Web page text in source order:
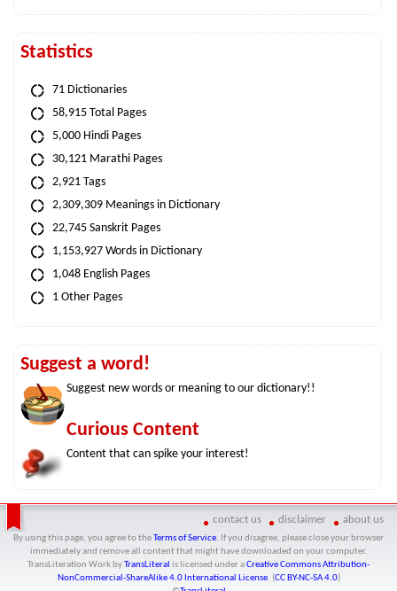
Statistics
71 Dictionaries
58,915 Total Pages
5,000 Hindi Pages
30,121 Marathi Pages
2,921 Tags
2,309,309 Meanings in Dictionary
22,745 Sanskrit Pages
1,153,927 Words in Dictionary
1,048 English Pages
1 Other Pages
Suggest a word!
Suggest new words or meaning to our dictionary!!
Curious Content
Content that can spike your interest!
contact us disclaimer about us
By using this page, you agree to the Terms of Service. If you disagree, please close your browser
immediately and remove all content that might have downloaded on your computer.
TransLiteration Workby TransLiteral is licensed under aCreative Commons Attribution-
NonCommercial-ShareAlike 4.0 International License. (CC BY-NC-SA 4.0)